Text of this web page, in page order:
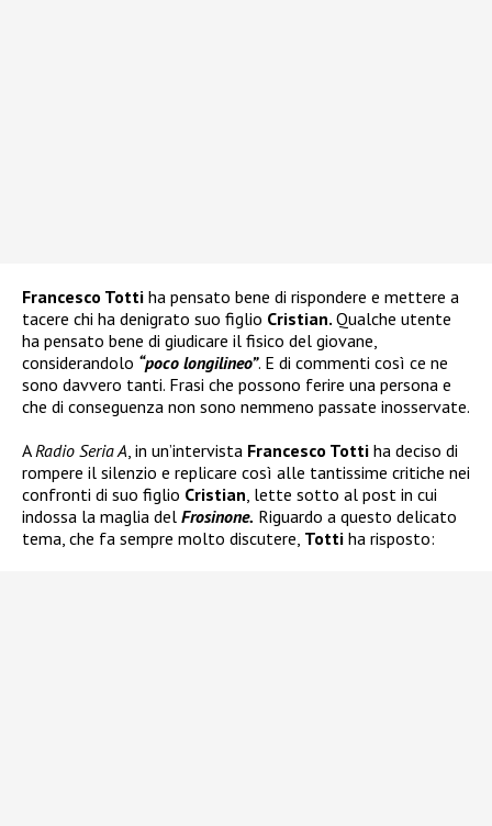
Francesco Totti ha pensato bene di rispondere e mettere a
tacere chi ha denigrato suo figlio Cristian. Qualche utente
ha pensato bene di giudicare il fisico del giovane,
considerandolo “poco longilineo”. E di commenti così ce ne
sono davvero tanti. Frasi che possono ferire una persona e
che di conseguenza non sono nemmeno passate inosservate.
ARadio Seria A, in un’intervista Francesco Totti ha deciso di
rompere il silenzio e replicare così alle tantissime critiche nei
confronti di suo figlio Cristian, lette sotto al post in cui
indossa la maglia del Frosinone. Riguardo a questo delicato
tema, che fa sempre molto discutere, Totti ha risposto: